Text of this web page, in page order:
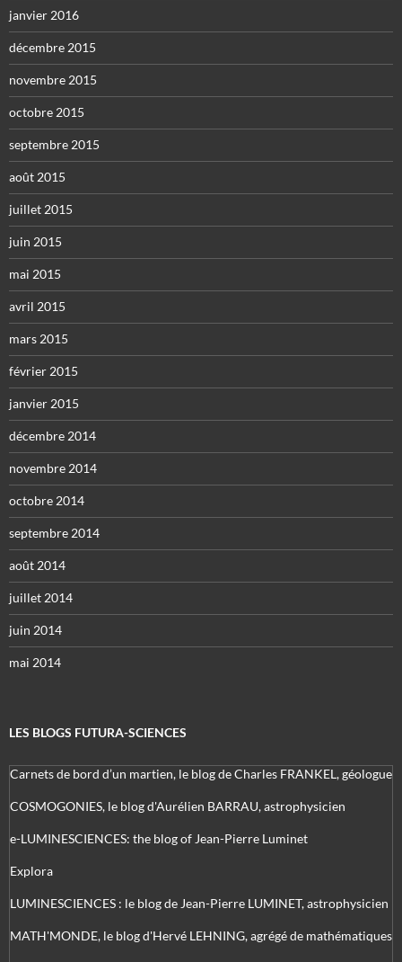
janvier 2016
décembre 2015
novembre 2015
octobre 2015
septembre 2015
août 2015
juillet 2015
juin 2015
mai 2015
avril 2015
mars 2015
février 2015
janvier 2015
décembre 2014
novembre 2014
octobre 2014
septembre 2014
août 2014
juillet 2014
juin 2014
mai 2014
LES BLOGS FUTURA-SCIENCES
Carnets de bord d’un martien, le blog de Charles FRANKEL, géologue
COSMOGONIES, le blog d'Aurélien BARRAU, astrophysicien
e-LUMINESCIENCES: the blog of Jean-Pierre Luminet
Explora
LUMINESCIENCES : le blog de Jean-Pierre LUMINET, astrophysicien
MATH'MONDE, le blog d'Hervé LEHNING, agrégé de mathématiques